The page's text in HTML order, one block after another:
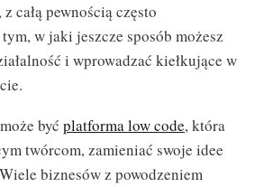
całą pewnością często
w jaki jeszcze sposób możesz
i wprowadzać kiełkujące w
być platforma low code, która
twórcom, zamieniać swoje idee
biznesów z powodzeniem